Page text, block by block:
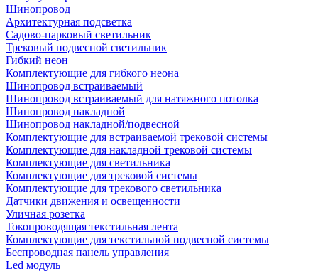
Шинопровод
Архитектурная подсветка
Садово-парковый светильник
Трековый подвесной светильник
Гибкий неон
Комплектующие для гибкого неона
Шинопровод встраиваемый
Шинопровод встраиваемый для натяжного потолка
Шинопровод накладной
Шинопровод накладной/подвесной
Комплектующие для встраиваемой трековой системы
Комплектующие для накладной трековой системы
Комплектующие для светильника
Комплектующие для трековой системы
Комплектующие для трекового светильника
Датчики движения и освещенности
Уличная розетка
Токопроводящая текстильная лента
Комплектующие для текстильной подвесной системы
Беспроводная панель управления
Led модуль